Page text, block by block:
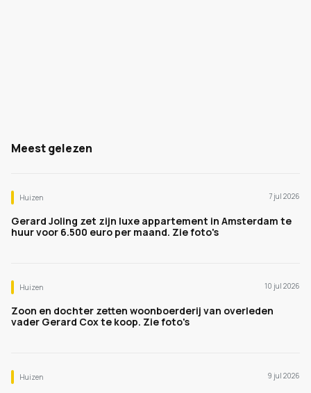
Meest gelezen
Huizen 7 jul 2026
Gerard Joling zet zijn luxe appartement in Amsterdam te
huur voor 6.500 euro per maand. Zie foto's
Huizen 10 jul 2026
Zoon en dochter zetten woonboerderij van overleden
vader Gerard Cox te koop. Zie foto's
Huizen 9 jul 2026